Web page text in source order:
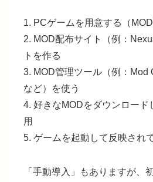
1. PCゲームを用意する（MOD
2. MOD配布サイト（例：
トを作る
3. MOD管理ツール（例：Mod
など）を使う
4. 好きなMODをダウンロード
用
5. ゲームを起動して反映され
「手動導入」もありますが、